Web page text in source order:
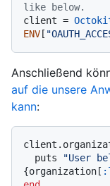
like below.
client =
ENV[
Anschließend
auf die unsere
kann:
  puts
"User
{organization[